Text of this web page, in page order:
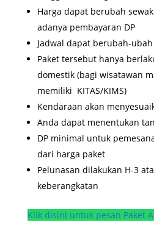
Harga dapat berubah
adanya pembayaran DP
Jadwal dapat berubah-ubah
Paket tersebut hanya
domestik (bagi wisatawan
memiliki KITAS/KIMS)
Kendaraan akan
Anda dapat menentukan
DP minimal untuk
dari harga paket
Pelunasan dilakukan H-3
keberangkatan
Klik disini untuk pesan Paket